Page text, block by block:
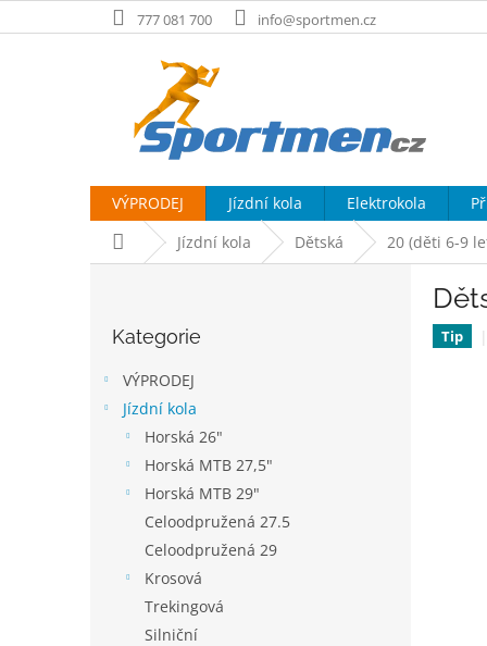
na
777 081 700 info@sportmen.cz
VÝPRODEJ Jízdní kola Elektrokola
Domů Jízdní kola Dětská 20 (děti 6-9
kategorie
Kategorie
VÝPRODEJ
Jízdní kola
Horská 26"
Horská MTB 27,5"
Horská MTB 29"
Celoodpružená 27.5
Celoodpružená 29
Krosová
Trekingová
Silniční
Tip